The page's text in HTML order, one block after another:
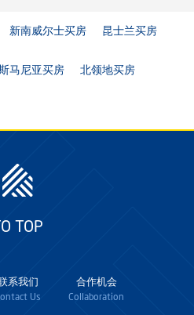
新南威尔士买房 昆士兰买房
马尼亚买房 北领地买房
TO TOP
系我们
Us
合作机会
Collaboration